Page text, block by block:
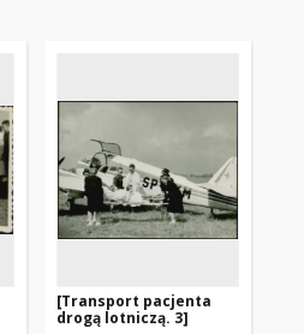
[Transport pacjenta
drogą lotniczą. 3]